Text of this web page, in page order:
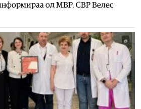
од МВР, СВР Велес